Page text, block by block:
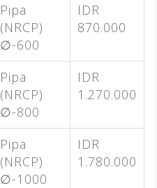
Pipa
(NRCP)
∅-600
IDR
870.000
Pipa
(NRCP)
∅-800
IDR
1.270.000
Pipa
(NRCP)
∅-1000
IDR
1.780.000